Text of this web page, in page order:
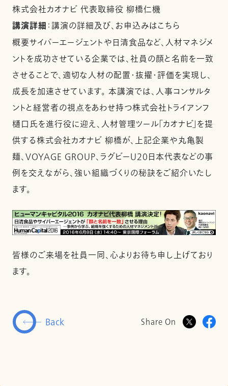
株式会社カオナビ 代表取締役 柳橋仁機
講演詳細 ：講演の詳細及び、お申込みはこちら
概要サイバーエージェントや日清食品など、人材マネジメ
ントを成功させている企業では、社員の顔と名前を一致
させることで、適切な人材の配置・抜擢・評価を実現し、
成長を加速させています。 本講演では、人事コンサルタ
ントと経営者の視点をあわせ持つ株式会社トライアンフ
樋口氏を進行役に迎え、人材管理ツール「カオナビ」を提
供する株式会社カオナビ 柳橋が、上記企業や丸亀製
麺、VOYAGE GROUP、ラグビーU20日本代表などの事
例を交えながら、強い組織づくりの秘訣をご紹介いたし
ます。
皆様のご来場を社員一同、心よりお待ち申し上げており
ます。
Back Share On